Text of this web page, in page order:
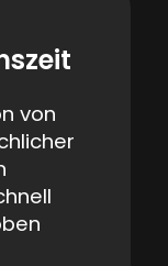
von